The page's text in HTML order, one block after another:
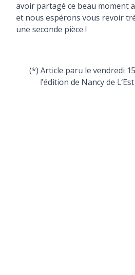
avoir partagé ce beau moment
et nous espérons vous revoir
une seconde pièce !
(*) Article paru le vendredi
l’édition de Nancy de